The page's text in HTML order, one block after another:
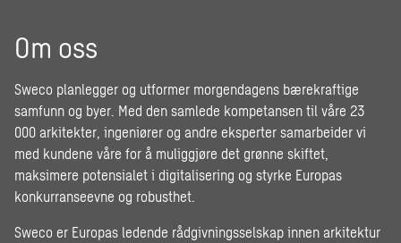
Om oss
Sweco planlegger og utformer morgendagens bærekraftige
samfunn og byer. Med den samlede kompetansen til våre 23
000 arkitekter, ingeniører og andre eksperter samarbeider vi
med kundene våre for å muliggjøre det grønne skiftet,
maksimere potensialet i digitalisering og styrke Europas
konkurranseevne og robusthet.
Sweco er Europas ledende rådgivningsselskap innen arkitektur